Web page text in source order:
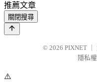
推薦文章
關閉搜尋
© 2026 PIXNET
隱私
⚠️